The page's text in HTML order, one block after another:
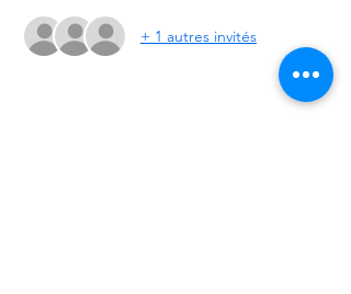
+ 1 autres invités